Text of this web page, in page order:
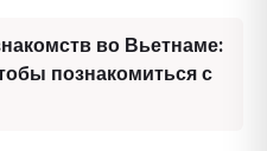
во Вьетнаме:
познакомиться с